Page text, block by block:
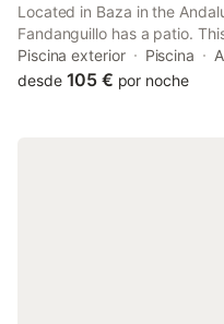
Located in Baza in the
Fandanguillo has a patio.
terrace and free private
Piscina exterior Piscina
desde 105 € por noche